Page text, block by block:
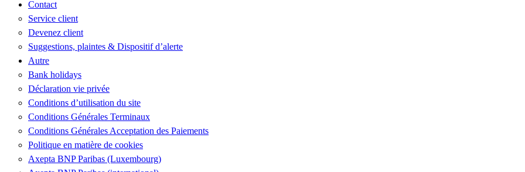
Contact
Service client
Devenez client
Suggestions, plaintes & Dispositif d’alerte
Autre
Bank holidays
Déclaration vie privée
Conditions d’utilisation du site
Conditions Générales Terminaux
Conditions Générales Acceptation des Paiements
Politique en matière de cookies
Axepta BNP Paribas (Luxembourg)